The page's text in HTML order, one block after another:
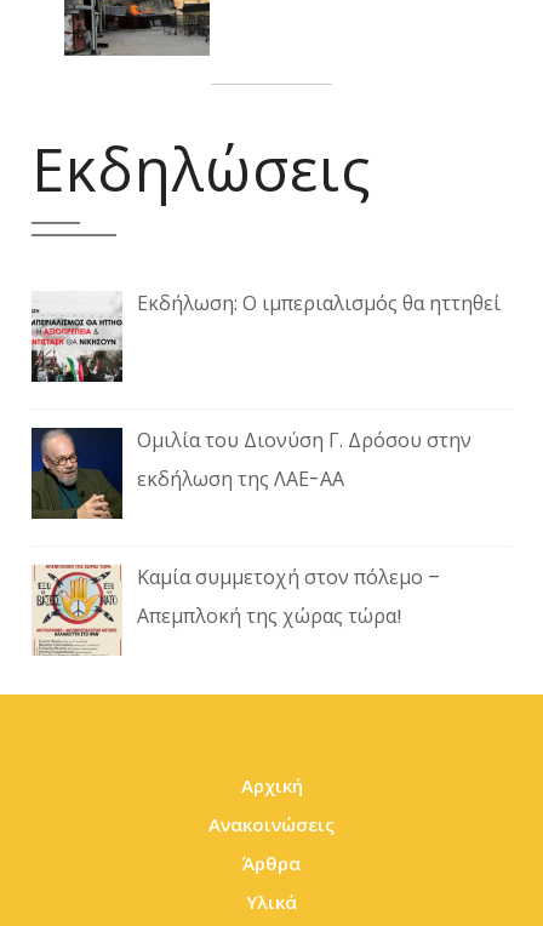
Εκδηλώσεις
Εκδήλωση: Ο ιμπεριαλισμός θα ηττηθεί
Ομιλία του Διονύση Γ. Δρόσου στην
εκδήλωση της ΛΑΕ-ΑΑ
Καμία συμμετοχή στον πόλεμο –
Απεμπλοκή της χώρας τώρα!
Αρχική
Ανακοινώσεις
Άρθρα
Υλικά